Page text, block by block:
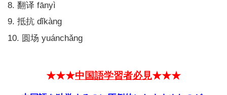
8. 翻译 fānyì
9. 抵抗 dǐkàng
10. 圆场 yuánchǎng
★★★中国語学習者必見★★★